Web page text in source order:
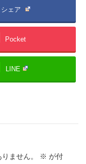
シェア
Pocket
LINE
ません。 ※ が付